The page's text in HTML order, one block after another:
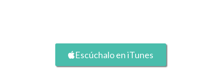
Escúchalo en iTunes